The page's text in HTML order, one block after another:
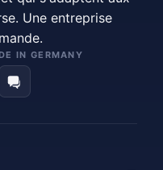
Une entreprise
IN GERMANY